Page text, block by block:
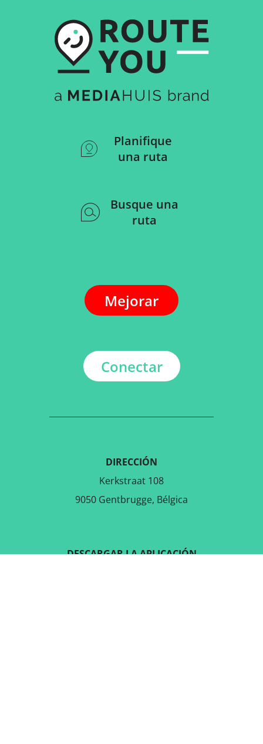
Planifique
una ruta
Busque una
ruta
Mejorar
Conectar
DIRECCIÓN
Kerkstraat 108
9050 Gentbrugge, Bélgica
DESCARGAR LA APLICACIÓN